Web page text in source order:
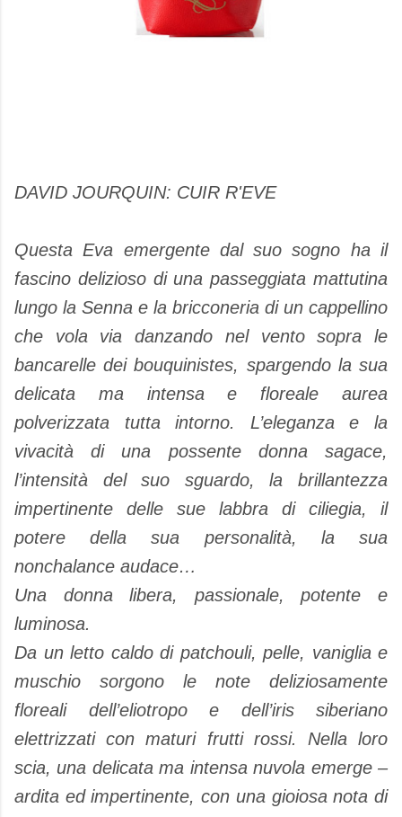
DAVID JOURQUIN: CUIR R'EVE
Questa Eva emergente dal suo sogno ha il
fascino delizioso di una passeggiata mattutina
lungo la Senna e la bricconeria di un cappellino
che vola via danzando nel vento sopra le
bancarelle dei bouquinistes, spargendo la sua
delicata ma intensa e floreale aurea
polverizzata tutta intorno. L’eleganza e la
vivacità di una possente donna sagace,
l’intensità del suo sguardo, la brillantezza
impertinente delle sue labbra di ciliegia, il
potere della sua personalità, la sua
nonchalance audace…
Una donna libera, passionale, potente e
luminosa.
Da un letto caldo di patchouli, pelle, vaniglia e
muschio sorgono le note deliziosamente
floreali dell’eliotropo e dell’iris siberiano
elettrizzati con maturi frutti rossi. Nella loro
scia, una delicata ma intensa nuvola emerge –
ardita ed impertinente, con una gioiosa nota di